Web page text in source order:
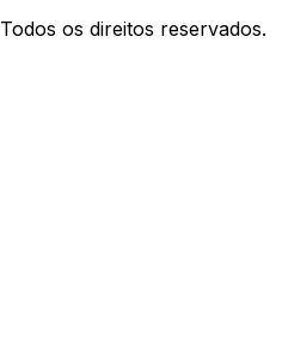
os direitos reservados.